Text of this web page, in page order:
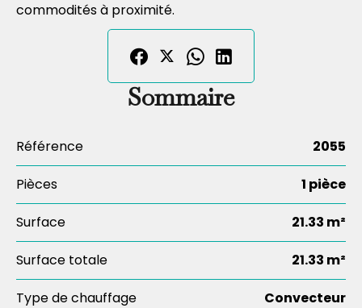
commodités à proximité.
Sommaire
Référence 2055
Pièces 1 pièce
Surface 21.33 m²
Surface totale 21.33 m²
Type de chauffage Convecteur